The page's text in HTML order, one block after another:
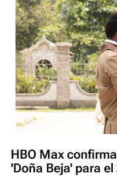
HBO Max
'Doña Beja' para